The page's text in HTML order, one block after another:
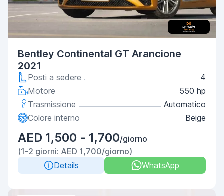
Bentley Continental GT Arancione
2021
Posti a sedere
4
Motore
550 hp
Trasmissione
Automatico
Colore interno
Beige
AED 1,500 - 1,700/giorno
(1-2 giorni: AED 1,700/giorno)
Details
WhatsApp